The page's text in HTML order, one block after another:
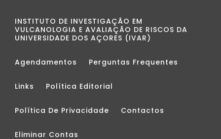
INSTITUTO DE INVESTIGAÇÃO EM
VULCANOLOGIA E AVALIAÇÃO DE RISCOS DA
UNIVERSIDADE DOS AÇORES (IVAR)
Agendamentos Perguntas Frequentes
Links Política Editorial
Política De Privacidade Contactos
Eliminar Contas